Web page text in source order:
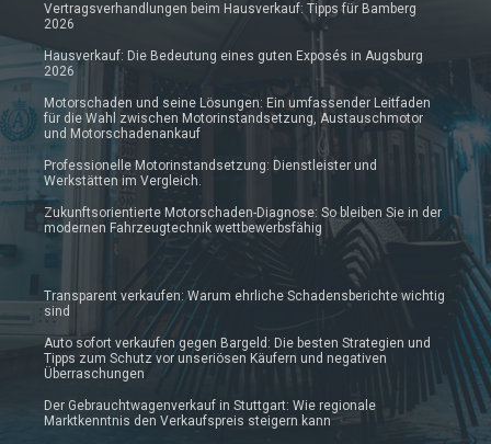
Vertragsverhandlungen beim Hausverkauf: Tipps für Bamberg
2026
Hausverkauf: Die Bedeutung eines guten Exposés in Augsburg
2026
Motorschaden und seine Lösungen: Ein umfassender Leitfaden
für die Wahl zwischen Motorinstandsetzung, Austauschmotor
und Motorschadenankauf
Professionelle Motorinstandsetzung: Dienstleister und
Werkstätten im Vergleich.
Zukunftsorientierte Motorschaden-Diagnose: So bleiben Sie in der
modernen Fahrzeugtechnik wettbewerbsfähig
Transparent verkaufen: Warum ehrliche Schadensberichte wichtig
sind
Auto sofort verkaufen gegen Bargeld: Die besten Strategien und
Tipps zum Schutz vor unseriösen Käufern und negativen
Überraschungen
Der Gebrauchtwagenverkauf in Stuttgart: Wie regionale
Marktkenntnis den Verkaufspreis steigern kann